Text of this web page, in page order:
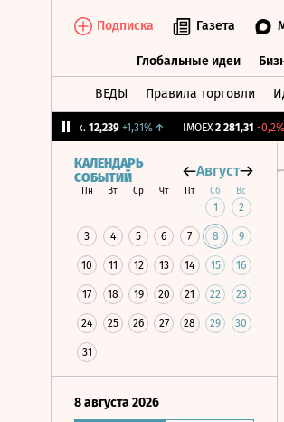
Подписка Газета
Глобальные идеи
ВЕДЫ Правила торговли
12,239 +1,31%↑ IMOEX 2 281,31 -0,2%
КАЛЕНДАРЬ
СОБЫТИЙ
Август
Пн Вт Ср Чт Пт Сб Вс
1 2
3 4 5 6 7 8 9
10 11 12 13 14 15 16
17 18 19 20 21 22 23
24 25 26 27 28 29 30
31
8 августа 2026